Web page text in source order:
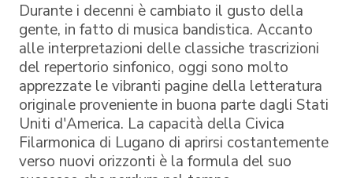
Durante i decenni è cambiato il gusto della
gente, in fatto di musica bandistica. Accanto
alle interpretazioni delle classiche trascrizioni
del repertorio sinfonico, oggi sono molto
apprezzate le vibranti pagine della letteratura
originale proveniente in buona parte dagli Stati
Uniti d'America. La capacità della Civica
Filarmonica di Lugano di aprirsi costantemente
verso nuovi orizzonti è la formula del suo